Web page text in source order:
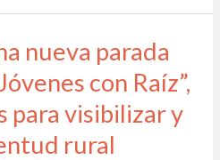
nueva parada
con Raíz”,
para visibilizar y
rural